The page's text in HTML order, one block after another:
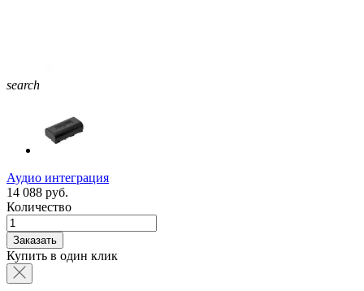
search
Аудио интеграция
14 088 руб.
Количество
Заказать
Купить в один клик